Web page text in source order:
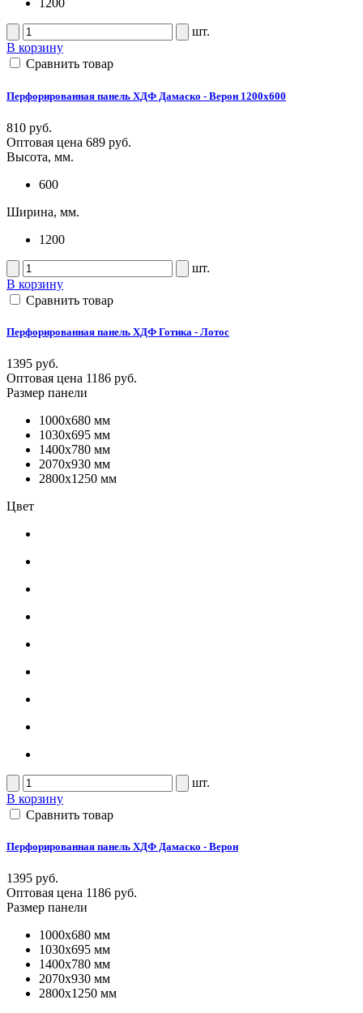
1200
шт.
В корзину
Сравнить товар
Перфорированная панель ХДФ Дамаско - Верон 1200х600
810 руб.
Оптовая цена 689 руб.
Высота, мм.
600
Ширина, мм.
1200
шт.
В корзину
Сравнить товар
Перфорированная панель ХДФ Готика - Лотос
1395 руб.
Оптовая цена 1186 руб.
Размер панели
1000x680 мм
1030x695 мм
1400x780 мм
2070x930 мм
2800x1250 мм
Цвет
шт.
В корзину
Сравнить товар
Перфорированная панель ХДФ Дамаско - Верон
1395 руб.
Оптовая цена 1186 руб.
Размер панели
1000x680 мм
1030x695 мм
1400x780 мм
2070x930 мм
2800x1250 мм